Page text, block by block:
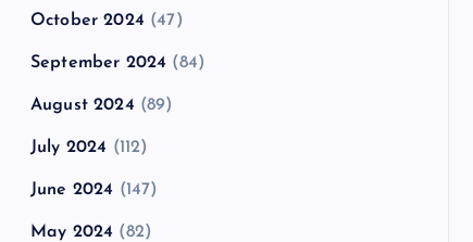
October 2024 (47)
September 2024 (84)
August 2024 (89)
July 2024 (112)
June 2024 (147)
May 2024 (82)